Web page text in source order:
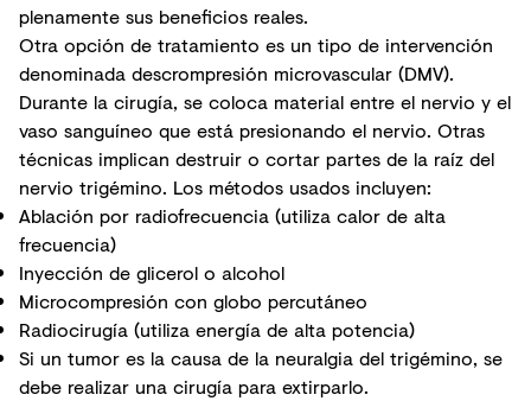
plenamente sus beneficios reales.
Otra opción de tratamiento es un tipo de intervención
denominada descrompresión microvascular (DMV).
Durante la cirugía, se coloca material entre el nervio y el
vaso sanguíneo que está presionando el nervio. Otras
técnicas implican destruir o cortar partes de la raíz del
nervio trigémino. Los métodos usados incluyen:
Ablación por radiofrecuencia (utiliza calor de alta
frecuencia)
Inyección de glicerol o alcohol
Microcompresión con globo percutáneo
Radiocirugía (utiliza energía de alta potencia)
Si un tumor es la causa de la neuralgia del trigémino, se
debe realizar una cirugía para extirparlo.